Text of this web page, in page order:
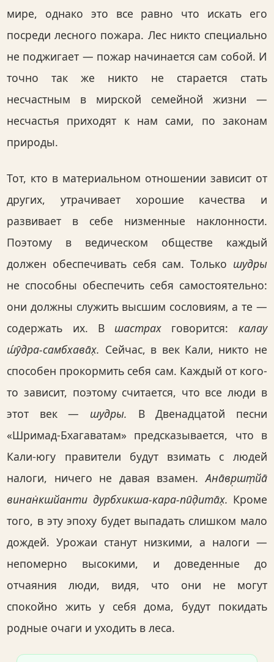
мире, однако это все равно что искать его
посреди лесного пожара. Лес никто специально
не поджигает — пожар начинается сам собой. И
точно так же никто не старается стать
несчастным в мирской семейной жизни —
несчастья приходят к нам сами, по законам
природы.
Тот, кто в материальном отношении зависит от
других, утрачивает хорошие качества и
развивает в себе низменные наклонности.
Поэтому в ведическом обществе каждый
должен обеспечивать себя сам. Только шудры
не способны обеспечить себя самостоятельно:
они должны служить высшим сословиям, а те —
содержать их. В шастрах говорится: калау
ш́ӯдра-самбхава̄х̣. Сейчас, в век Кали, никто не
способен прокормить себя сам. Каждый от кого-
то зависит, поэтому считается, что все люди в
этот век — шудры. В Двенадцатой песни
«Шримад-Бхагаватам» предсказывается, что в
Кали-югу правители будут взимать с людей
налоги, ничего не давая взамен.Ана̄вр̣шт̣йа̄
винан̇кшйанти дурбхикша-кара-пӣд̣ита̄х̣. Кроме
того, в эту эпоху будет выпадать слишком мало
дождей. Урожаи станут низкими, а налоги —
непомерно высокими, и доведенные до
отчаяния люди, видя, что они не могут
спокойно жить у себя дома, будут покидать
родные очаги и уходить в леса.